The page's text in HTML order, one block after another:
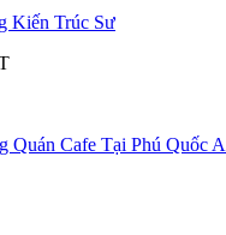
Kiến Trúc Sư
Quán Cafe Tại Phú Quốc